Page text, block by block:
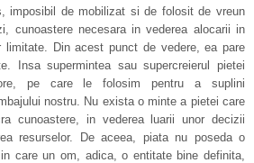
imposibil de mobilizat si de folosit de vreun
cunoastere necesara in vederea alocarii in
Din acest punct de vedere, ea pare
Insa supermintea sau supercreierul pietei
pe care le folosim pentru a suplini
nostru. Nu exista o minte a pietei care
cunoastere, in vederea luarii unor decizii
resurselor. De aceea, piata nu poseda o
care un om, adica, o entitate bine definita,